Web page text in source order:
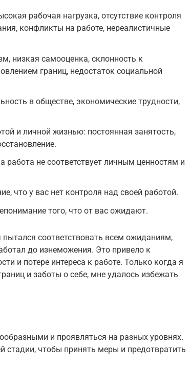
рабочая нагрузка, отсутствие контроля
конфликты на работе, нереалистичные
низкая самооценка, склонность к
границ, недостаток социальной
в обществе, экономические трудности,
и личной жизнью: постоянная занятость,
работа не соответствует личным ценностям и
что у вас нет контроля над своей работой.
того, что от вас ожидают.
соответствовать всем ожиданиям,
до изнеможения. Это привело к
и потере интереса к работе. Только когда я
и заботы о себе, мне удалось избежать
и проявляться на разных уровнях.
стадии, чтобы принять меры и предотвратить